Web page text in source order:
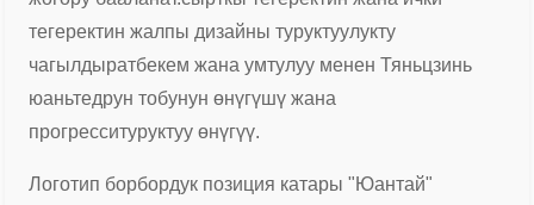
тегеректин жалпы дизайны туруктуулукту
чагылдыратбекем жана умтулуу менен Тяньцзинь
юаньтедрун тобунун өнүгүшү жана
прогресситуруктуу өнүгүү.
Логотип борбордук позиция катары "Юантай"